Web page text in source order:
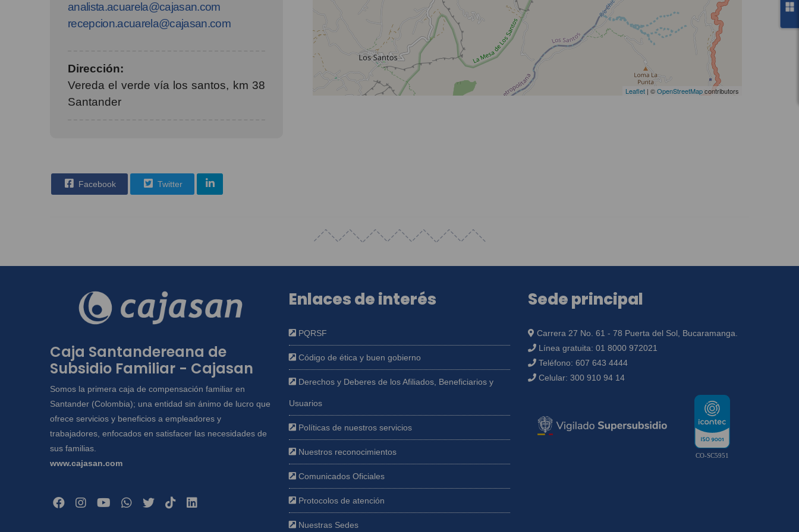
analista.acuarela@cajasan.com
recepcion.acuarela@cajasan.com
Dirección:
Vereda el verde vía los santos, km 38
Santander
Leaflet | ©OpenStreetMapcontributors
Facebook Twitter
Caja Santandereana de
Subsidio Familiar - Cajasan
Somos la primera caja de compensación familiar en
Santander (Colombia); una entidad sin ánimo de lucro que
ofrece servicios y beneficios a empleadores y
trabajadores, enfocados en satisfacer las necesidades de
sus familias.
www.cajasan.com
Enlaces de interés
PQRSF
Código de ética y buen gobierno
Derechos y Deberes de los Afiliados, Beneficiarios y
Usuarios
Políticas de nuestros servicios
Nuestros reconocimientos
Comunicados Oficiales
Protocolos de atención
Nuestras Sedes
Sede principal
Carrera 27 No. 61 - 78 Puerta del Sol, Bucaramanga.
Línea gratuita: 01 8000 972021
Teléfono: 607 643 4444
Celular: 300 910 94 14
CO-SC5951